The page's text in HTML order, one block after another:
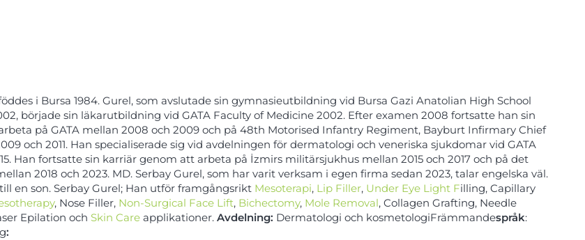
i Bursa 1984. Gurel, som avslutade sin gymnasieutbildning vid Bursa Gazi Anatolian High School
började sin läkarutbildning vid GATA Faculty of Medicine 2002. Efter examen 2008 fortsatte han sin
på GATA mellan 2008 och 2009 och på 48th Motorised Infantry Regiment, Bayburt Infirmary Chief
och 2011. Han specialiserade sig vid avdelningen för dermatologi och veneriska sjukdomar vid GATA
Han fortsatte sin karriär genom att arbeta på İzmirs militärsjukhus mellan 2015 och 2017 och på det
2018 och 2023. MD. Serbay Gurel, som har varit verksam i egen firma sedan 2023, talar engelska väl.
en son. Serbay Gurel; Han utför framgångsrikt Mesoterapi, Lip Filler, Under Eye Light Filling, Capillary
, Nose Filler, Non-Surgical Face Lift, Bichectomy, Mole Removal, Collagen Grafting, Needle
Epilation och Skin Care applikationer. Avdelning: Dermatologi och kosmetologiFrämmandespråk:
: